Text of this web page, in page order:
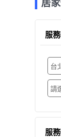
居
服
服